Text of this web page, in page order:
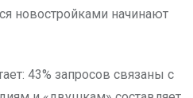
новостройками начинают
43% запросов связаны с